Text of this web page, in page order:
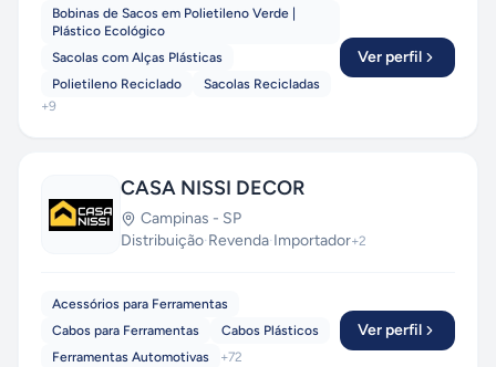
Bobinas de Sacos em Polietileno Verde |
Plástico Ecológico
Sacolas com Alças Plásticas
Polietileno Reciclado
Sacolas Recicladas
+9
Ver perfil
CASA NISSI DECOR
Campinas - SP
Distribuição·Revenda·Importador+2
Acessórios para Ferramentas
Cabos para Ferramentas
Cabos Plásticos
Ferramentas Automotivas
+72
Ver perfil